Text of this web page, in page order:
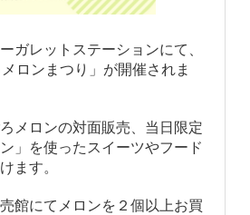
ガレットステーションにて、
ロンまつり」が開催されま
メロンの対面販売、当日限定
」を使ったスイーツやフード
ます。
館にてメロンを２個以上お買